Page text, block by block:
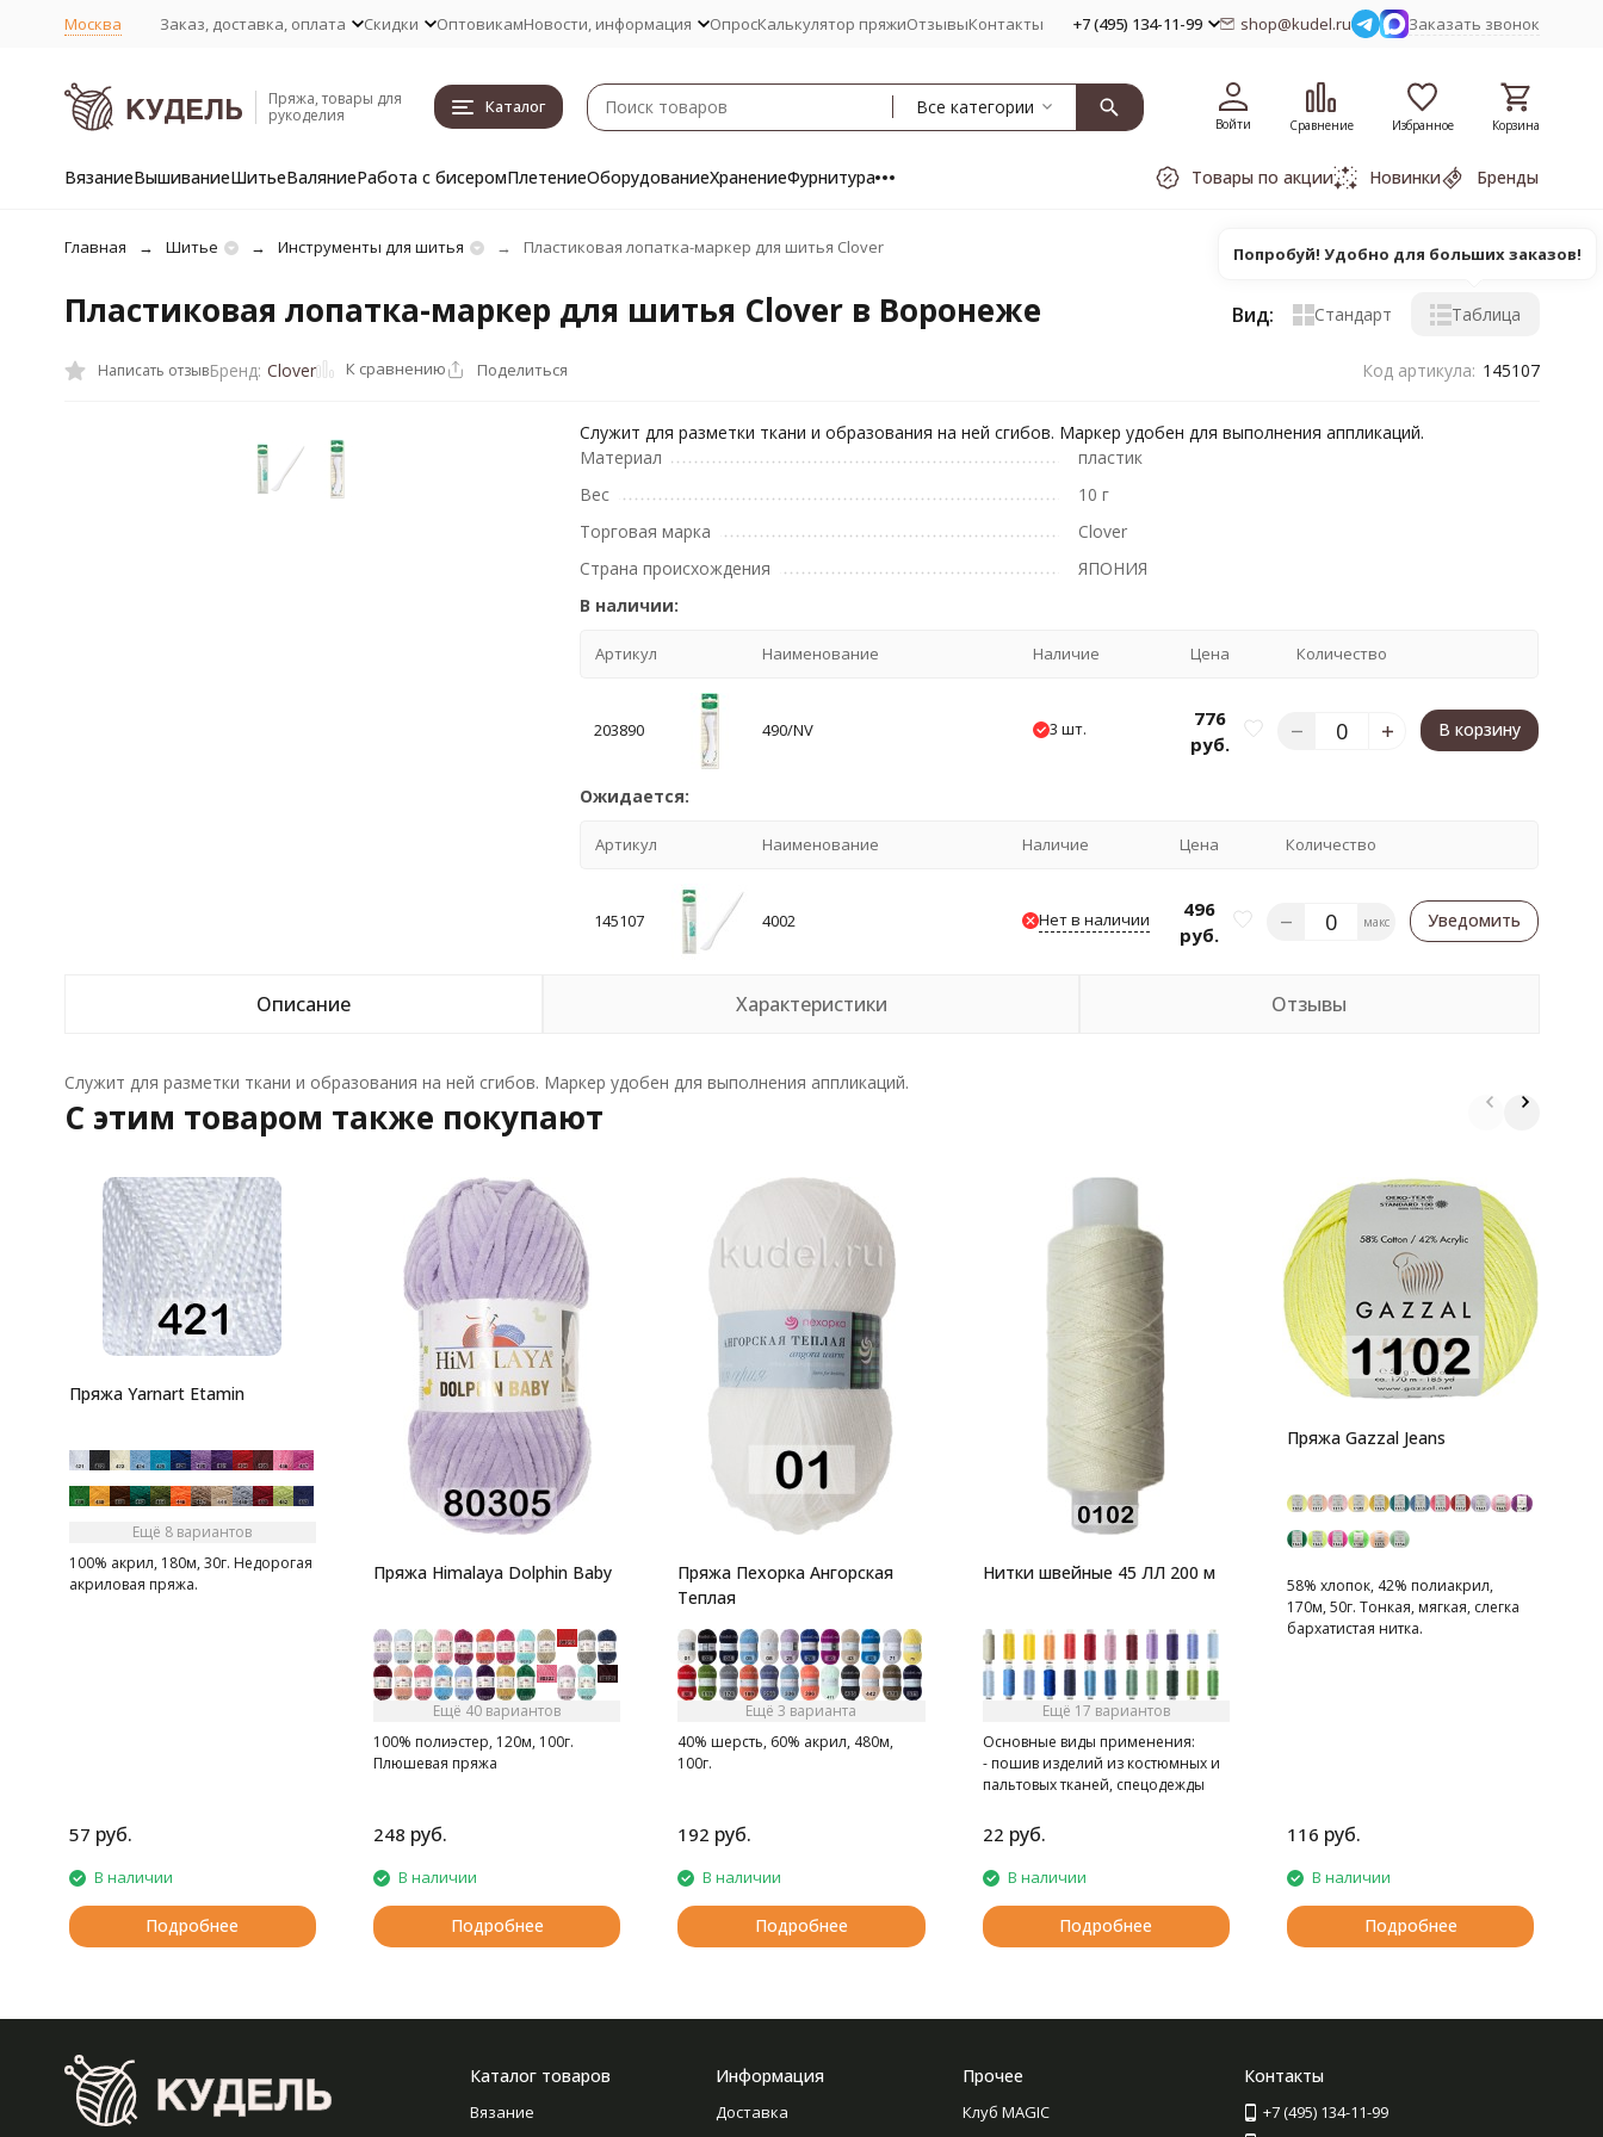
Москва Заказ, доставка, оплата Скидки ОптовикамНовости, информация ОпросКалькулятор пряжиОтзывыКонтакты +7 (495) 134-11-99 shop@kudel.ru Заказать звонок
Пряжа, товары для
рукоделия
Каталог Все категории
Войти Сравнение Избранное Корзина
ВязаниеВышиваниеШитьеВаляниеРабота с бисеромПлетениеОборудованиеХранениеФурнитура Товары по акции Новинки Бренды
Главная Шитье Инструменты для шитья Пластиковая лопатка-маркер для шитья Clover
Пластиковая лопатка-маркер для шитья Clover в Воронеже Вид: Стандарт Таблица
Написать отзывБренд: Clover К сравнению Поделиться Код артикула: 145107
Служит для разметки ткани и образования на ней сгибов. Маркер удобен для выполнения аппликаций.
Материал
пластик
Вес
10 г
Торговая марка
Clover
Страна происхождения
ЯПОНИЯ
В наличии:
Артикул Наименование Наличие Цена Количество
203890 490/NV 3 шт.
776
руб.
В корзину
Ожидается:
Артикул Наименование Наличие Цена Количество
145107 4002 Нет в наличии
496
руб.
макс Уведомить
Описание Характеристики Отзывы
Служит для разметки ткани и образования на ней сгибов. Маркер удобен для выполнения аппликаций.
C этим товаром также покупают
Пряжа Yarnart Etamin
Ещё 8 вариантов
100% акрил, 180м, 30г. Недорогая
акриловая пряжа.
57 руб.
В наличии
Подробнее
Пряжа Himalaya Dolphin Baby
Ещё 40 вариантов
100% полиэстер, 120м, 100г.
Плюшевая пряжа
248 руб.
В наличии
Подробнее
Пряжа Пехорка Ангорская
Теплая
Ещё 3 варианта
40% шерсть, 60% акрил, 480м,
100г.
192 руб.
В наличии
Подробнее
Нитки швейные 45 ЛЛ 200 м
Ещё 17 вариантов
Основные виды применения:
- пошив изделий из костюмных и
пальтовых тканей, спецодежды
скреплении книг в типографии
22 руб.
В наличии
Подробнее
Пряжа Gazzal Jeans
58% хлопок, 42% полиакрил,
170м, 50г. Тонкая, мягкая, слегка
бархатистая нитка.
116 руб.
В наличии
Подробнее
Каталог товаров
Вязание
Информация
Доставка
Прочее
Клуб MAGIC
Контакты
+7 (495) 134-11-99
Попробуй! Удобно для больших заказов!